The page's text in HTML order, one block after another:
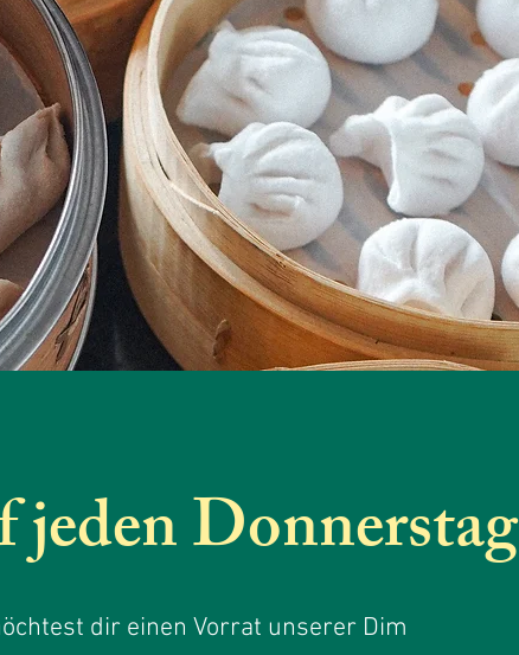
jeden Donnerstag
dir einen Vorrat unserer Dim